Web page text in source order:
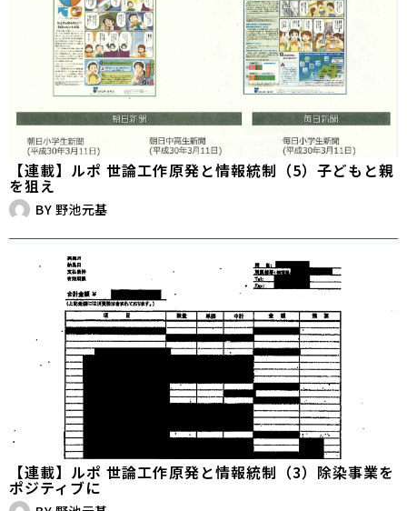
【連載】ルポ 世論工作――原発と情報統制（5）子どもと親
を狙え
BY 野池元基
【連載】ルポ 世論工作――原発と情報統制（3）除染事業を
ポジティブに